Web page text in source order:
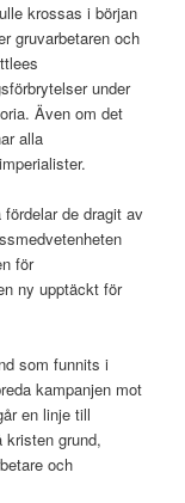
krossas i början
gruvarbetaren och
under
Även om det
alla
de dragit av
för
ny upptäckt för
som funnits i
kampanjen mot
en linje till
kristen grund,
och